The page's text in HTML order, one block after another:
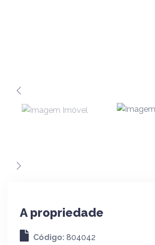
A propriedade
Código: 804042